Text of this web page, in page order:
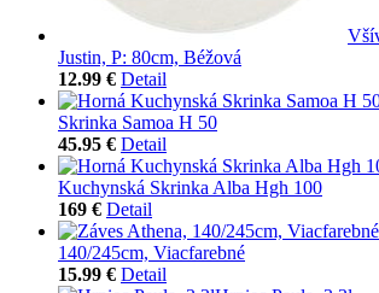
Justin, P: 80cm, Béžová
12.99 € Detail
Skrinka Samoa H 50
45.95 € Detail
Kuchynská Skrinka Alba Hgh 100
169 € Detail
140/245cm, Viacfarebné
15.99 € Detail